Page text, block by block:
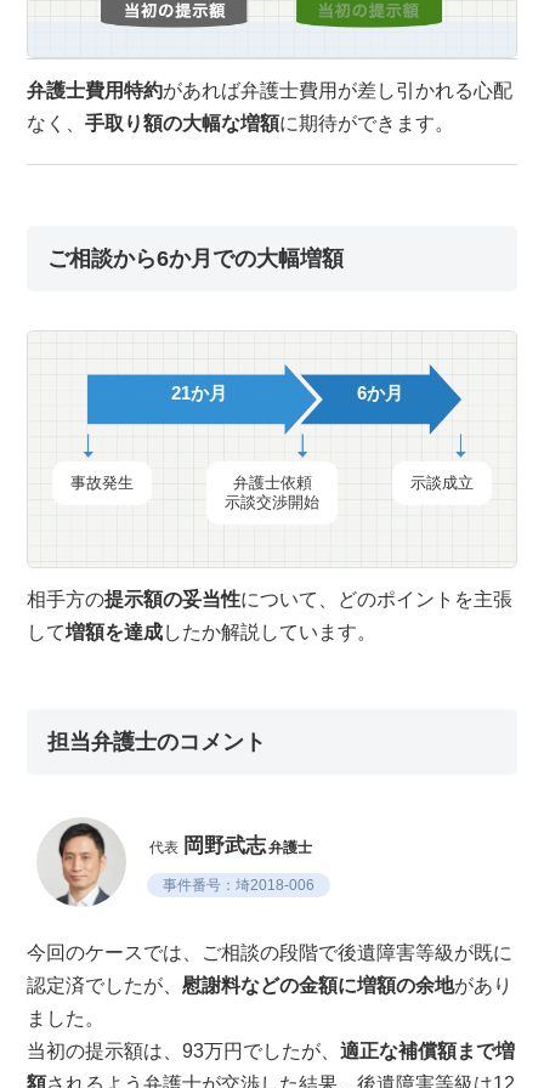
弁護士費用特約があれば弁護士費用が差し引かれる心配
なく、手取り額の大幅な増額に期待ができます。
ご相談から6か月での大幅増額
21か月 6か月
事故発生
弁護士依頼
示談交渉開始
示談成立
相手方の提示額の妥当性について、どのポイントを主張
して増額を達成したか解説しています。
担当弁護士のコメント
代表 岡野武志弁護士
事件番号：埼2018-006
今回のケースでは、ご相談の段階で後遺障害等級が既に
認定済でしたが、慰謝料などの金額に増額の余地があり
ました。
当初の提示額は、93万円でしたが、適正な補償額まで増